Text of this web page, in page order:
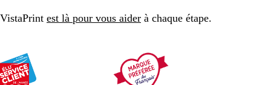
VistaPrint est là pour vous aider à chaque étape.